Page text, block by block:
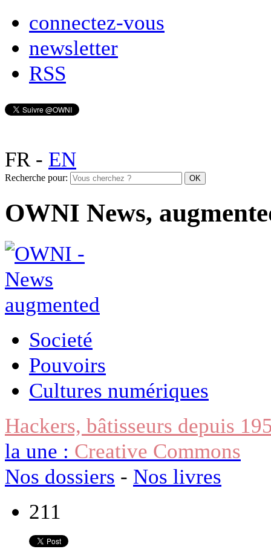
connectez-vous
newsletter
RSS
FR- EN
Recherche pour:
OWNI News,
Societé
Pouvoirs
Cultures numériques
Hackers, bâtisseurs depuis
la une : Creative Commons
Nos dossiers - Nos livres
211